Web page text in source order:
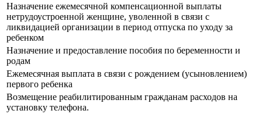
Назначение ежемесячной компенсационной выплаты
нетрудоустроенной женщине, уволенной в связи с
ликвидацией организации в период отпуска по уходу за
ребенком
Назначение и предоставление пособия по беременности и
родам
Ежемесячная выплата в связи с рождением (усыновлением)
первого ребенка
Возмещение реабилитированным гражданам расходов на
установку телефона.